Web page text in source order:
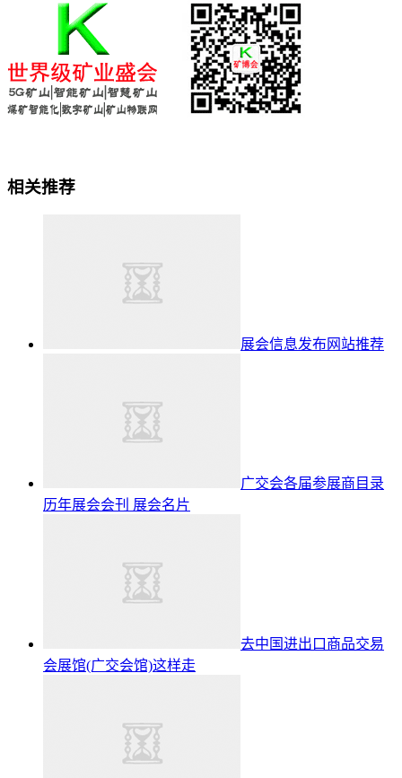
相关推荐
展会信息发布网站推荐
广交会各届参展商目录
历年展会会刊 展会名片
去中国进出口商品交易
会展馆(广交会馆)这样走